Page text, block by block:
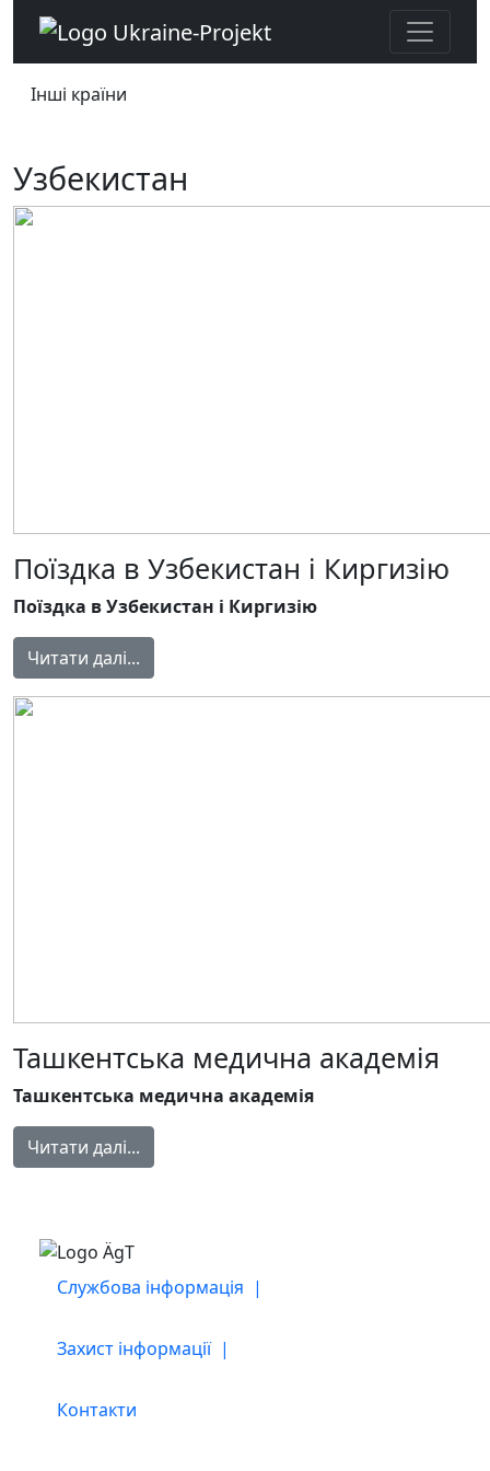
Інші країни
Узбекистан
Поїздка в Узбекистан і Киргизію
Поїздка в Узбекистан і Киргизію
Читати далі...
Ташкентська медична академія
Ташкентська медична академія
Читати далі...
Службова інформація |
Захист інформації |
Контакти